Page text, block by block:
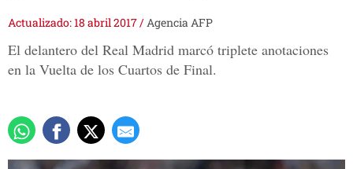
Actualizado: 18 abril 2017/Agencia AFP
El delantero del Real Madrid marcó triplete anotaciones
en la Vuelta de los Cuartos de Final.